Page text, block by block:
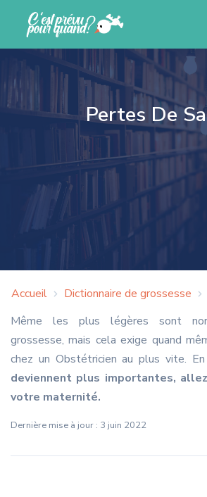
Pertes De
Accueil Dictionnaire de grossesse
Même les plus légères sont
grossesse, mais cela exige quand
chez un Obstétricien au plus vite. En
deviennent plus importantes,
votre maternité.
Dernière mise à jour : 3 juin 2022